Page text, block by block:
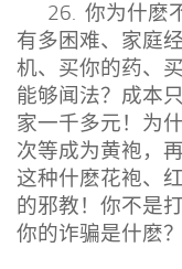
26. 你为什麽
有多困难、家庭
机、买你的药、
能够闻法？成本
家一千多元！为
次等成为黄袍，
这种什麽花袍、
的邪教！你不是
你的诈骗是什麽？